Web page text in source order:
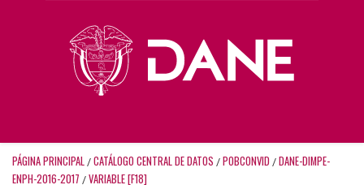
PÁGINA PRINCIPAL / CATÁLOGO CENTRAL DE DATOS / POBCONVID / DANE-DIMPE-
ENPH-2016-2017 / VARIABLE [F18]